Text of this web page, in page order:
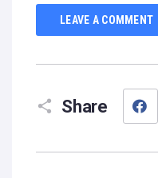
LEAVE A COMMENT
Share